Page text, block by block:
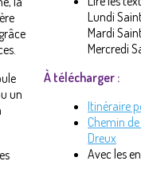
un
Lundi
Mardi
Mercredi
À télécharger :
Itinéraire
Chemin
Dreux
Avec les